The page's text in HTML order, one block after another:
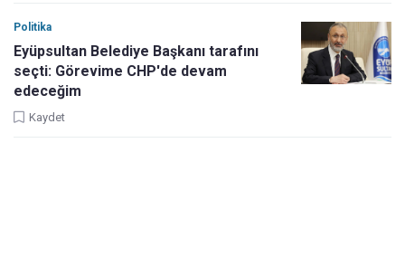
Politika
Eyüpsultan Belediye Başkanı tarafını
seçti: Görevime CHP'de devam
edeceğim
Kaydet